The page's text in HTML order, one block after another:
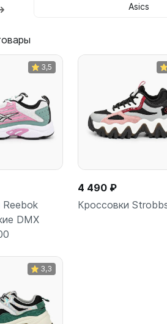
Asics
3,5
Reebok
DMX
4 490 ₽
Кроссовки
3,3